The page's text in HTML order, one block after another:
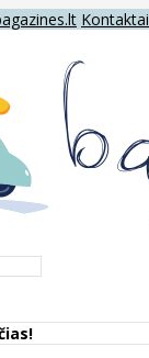
Kontaktai